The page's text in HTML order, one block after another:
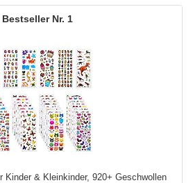
1
Kinder & Kleinkinder, 920+ Geschwollen